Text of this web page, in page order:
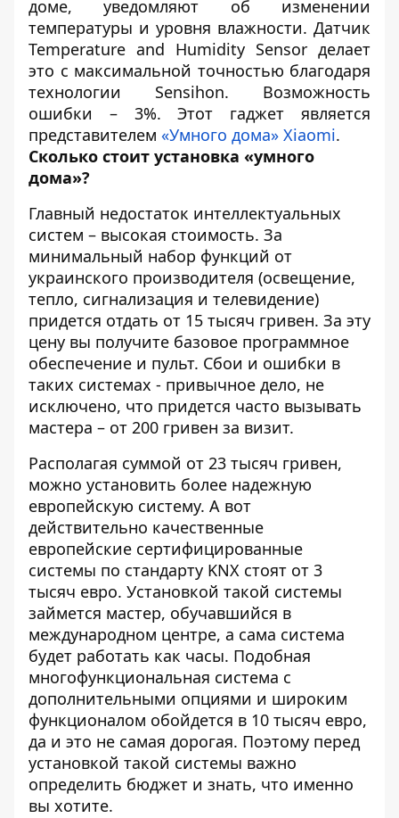
доме, уведомляют об изменении
температуры и уровня влажности. Датчик
Temperature and Humidity Sensor делает
это с максимальной точностью благодаря
технологии Sensihon. Возможность
ошибки – 3%. Этот гаджет является
представителем «Умного дома» Xiaomi.
Сколько стоит установка «умного
дома»?
Главный недостаток интеллектуальных
систем – высокая стоимость. За
минимальный набор функций от
украинского производителя (освещение,
тепло, сигнализация и телевидение)
придется отдать от 15 тысяч гривен. За эту
цену вы получите базовое программное
обеспечение и пульт. Сбои и ошибки в
таких системах - привычное дело, не
исключено, что придется часто вызывать
мастера – от 200 гривен за визит.
Располагая суммой от 23 тысяч гривен,
можно установить более надежную
европейскую систему. А вот
действительно качественные
европейские сертифицированные
системы по стандарту KNX стоят от 3
тысяч евро. Установкой такой системы
займется мастер, обучавшийся в
международном центре, а сама система
будет работать как часы. Подобная
многофункциональная система с
дополнительными опциями и широким
функционалом обойдется в 10 тысяч евро,
да и это не самая дорогая. Поэтому перед
установкой такой системы важно
определить бюджет и знать, что именно
вы хотите.